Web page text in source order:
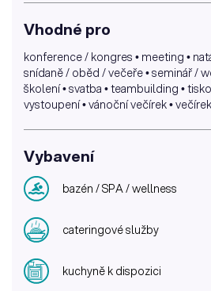
Vhodné pro
konference / kongres • meeting •
snídaně / oběd / večeře • seminář /
školení • svatba • teambuilding •
vystoupení • vánoční večírek •
Vybavení
bazén / SPA / wellness
cateringové služby
kuchyně k dispozici